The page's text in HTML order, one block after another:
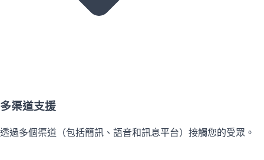
多渠道支援
透過多個渠道（包括簡訊、語音和訊息平台）接觸您的受眾。